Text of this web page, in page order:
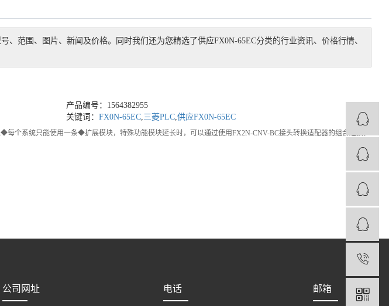
号、范围、图片、新闻及价格。同时我们还为您精选了供应FX0N-65EC分类的行业资讯、价格行情、
产品编号：1564382955
关键词： FX0N-65EC,三菱PLC,供应FX0N-65EC
个系统只能使用一条◆扩展模块，特殊功能模块延长时，可以通过使用FX2N-CNV-BC接头转换适配器的组合连接。
公司网址 电话 邮箱